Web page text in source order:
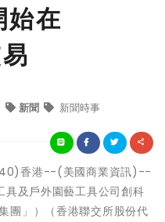
始在
新聞 新聞時事
香港--(美國商業資訊)--
具及戶外園藝工具公司創科
團」）（香港聯交所股份代